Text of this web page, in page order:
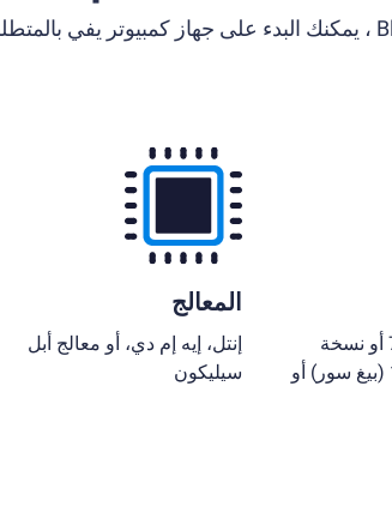
مايكرويوفت ويندوز 7 أو نسخة
أحدث, ماك أو إس 11 (بيغ سور) أو
المعالج
إنتل، إيه إم دي، أو معالج أبل
سيليكون